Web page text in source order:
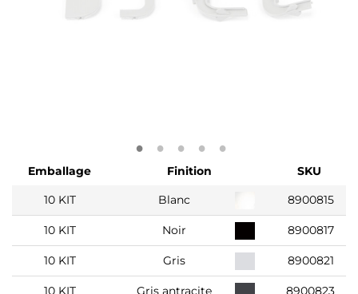
Emballage Finition
SKU
10 KIT
Blanc 8900815
10 KIT Noir 8900817
10 KIT Gris 8900821
10 KIT Gris antracite 8900823